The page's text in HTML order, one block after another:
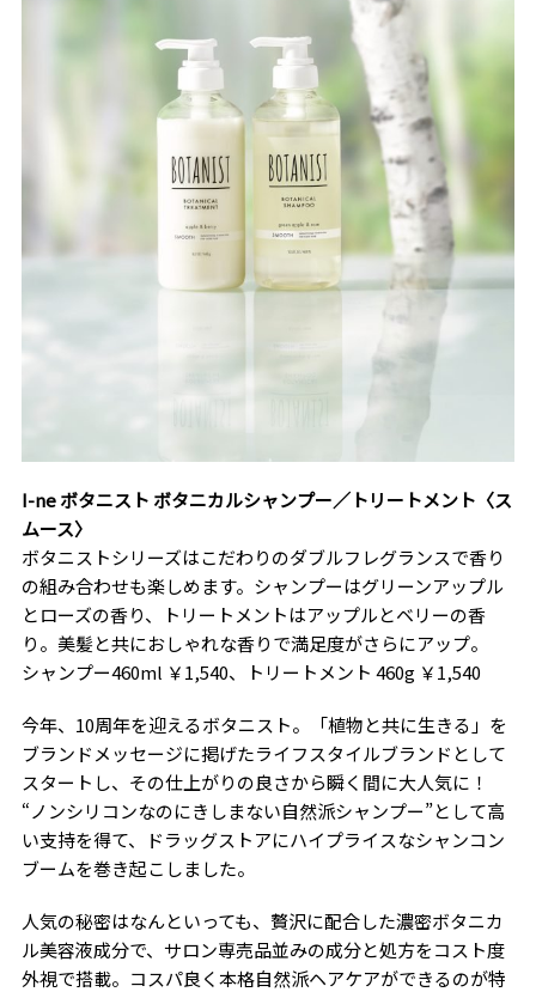
I-ne ボタニスト ボタニカルシャンプー／トリートメント〈ス
ムース〉
ボタニストシリーズはこだわりのダブルフレグランスで香り
の組み合わせも楽しめます。シャンプーはグリーンアップル
とローズの香り、トリートメントはアップルとベリーの香
り。美髪と共におしゃれな香りで満足度がさらにアップ。
シャンプー460ml ￥1,540、トリートメント 460g ￥1,540
今年、10周年を迎えるボタニスト。「植物と共に生きる」を
ブランドメッセージに掲げたライフスタイルブランドとして
スタートし、その仕上がりの良さから瞬く間に大人気に！
“ノンシリコンなのにきしまない自然派シャンプー”として高
い支持を得て、ドラッグストアにハイプライスなシャンコン
ブームを巻き起こしました。
人気の秘密はなんといっても、贅沢に配合した濃密ボタニカ
ル美容液成分で、サロン専売品並みの成分と処方をコスト度
外視で搭載。コスパ良く本格自然派ヘアケアができるのが特